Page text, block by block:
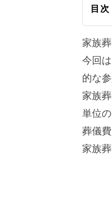
目次
家族
今回
的な
家族
単位
葬儀
家族